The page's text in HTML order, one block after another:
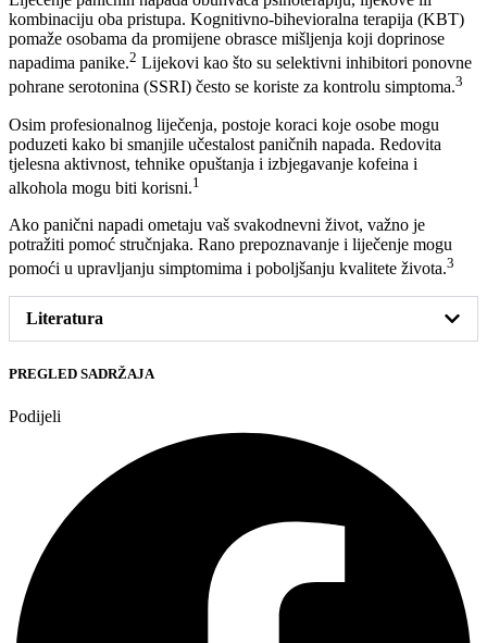
kombinaciju oba pristupa. Kognitivno-bihevioralna terapija (KBT)
pomaže osobama da promijene obrasce mišljenja koji doprinose
napadima panike.2 Lijekovi kao što su selektivni inhibitori ponovne
pohrane serotonina (SSRI) često se koriste za kontrolu simptoma.3
Osim profesionalnog liječenja, postoje koraci koje osobe mogu
poduzeti kako bi smanjile učestalost paničnih napada. Redovita
tjelesna aktivnost, tehnike opuštanja i izbjegavanje kofeina i
alkohola mogu biti korisni.1
Ako panični napadi ometaju vaš svakodnevni život, važno je
potražiti pomoć stručnjaka. Rano prepoznavanje i liječenje mogu
pomoći u upravljanju simptomima i poboljšanju kvalitete života.3
Literatura
PREGLED SADRŽAJA
Podijeli